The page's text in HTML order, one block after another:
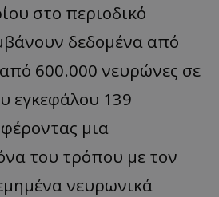
στο περιοδικό
δεδομένα από
600.000 νευρώνες σε
εγκεφάλου 139
μια
του τρόπου με τον
νευρωνικά